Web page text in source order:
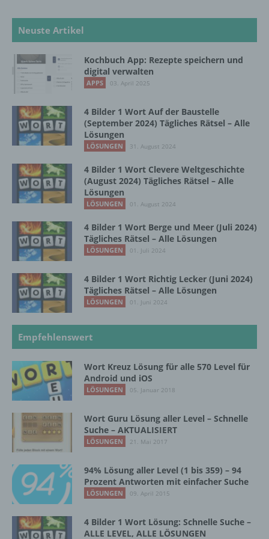
Neuste Artikel
Kochbuch App: Rezepte speichern und
digital verwalten
APPS 03. April 2025
4 Bilder 1 Wort Auf der Baustelle
(September 2024) Tägliches Rätsel – Alle
Lösungen
LÖSUNGEN 31. August 2024
4 Bilder 1 Wort Clevere Weltgeschichte
(August 2024) Tägliches Rätsel – Alle
Lösungen
LÖSUNGEN 01. August 2024
4 Bilder 1 Wort Berge und Meer (Juli 2024)
Tägliches Rätsel – Alle Lösungen
LÖSUNGEN 01. Juli 2024
4 Bilder 1 Wort Richtig Lecker (Juni 2024)
Tägliches Rätsel – Alle Lösungen
LÖSUNGEN 01. Juni 2024
Empfehlenswert
Wort Kreuz Lösung für alle 570 Level für
Android und iOS
LÖSUNGEN 05. Januar 2018
Wort Guru Lösung aller Level – Schnelle
Suche – AKTUALISIERT
LÖSUNGEN 21. Mai 2017
94% Lösung aller Level (1 bis 359) – 94
Prozent Antworten mit einfacher Suche
LÖSUNGEN 09. April 2015
4 Bilder 1 Wort Lösung: Schnelle Suche –
ALLE LEVEL, ALLE LÖSUNGEN
eindeutigen bestätigenden Handlung, mit der
sie mit der Verarbeitung der sie betreffenden
personenbezogenen Daten einverstanden
ist.
Name und Anschrift des für die Verarbeitung
Verantwortlichen
Verantwortlicher im Sinne der Datenschutz-
Grundverordnung, sonstiger in den Mitgliedstaaten
der Europäischen Union geltenden
Datenschutzgesetze und anderer Bestimmungen
mit datenschutzrechtlichem Charakter ist die:
InnoMobile GmbH
Schlehenweg 20
18069 Lambrechtshagen
DE
Cookies / SessionStorage / LocalStorage
Die Internetseiten verwenden teilweise so
genannte Cookies, LocalStorage und
SessionStorage. Dies dient dazu, unser Angebot
nutzerfreundlicher, effektiver und sicherer zu
machen. Local Storage und SessionStorage ist
eine Technologie, mit welcher ihr Browser Daten
auf Ihrem Computer oder mobilen Gerät
über einen Internetbrowser auf einem
Computersystem abgelegt und gespeichert
werden. Sie können die Verwendung von Cookies,
entsprechende Einstellung in Ihrem Browser
verhindern.